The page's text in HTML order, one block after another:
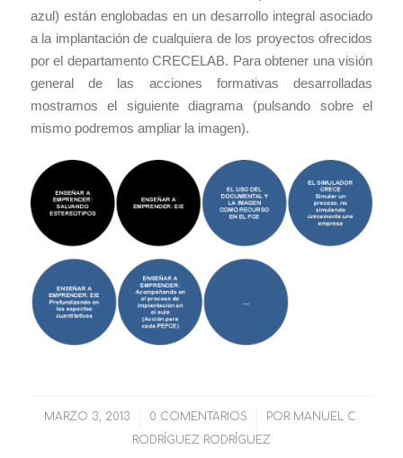
azul) están englobadas en un desarrollo integral asociado
a la implantación de cualquiera de los proyectos ofrecidos
por el departamento CRECELAB. Para obtener una visión
general de las acciones formativas desarrolladas
mostramos el siguiente diagrama (pulsando sobre el
mismo podremos ampliar la imagen).
MARZO 3, 2013
/ 0 COMENTARIOS
/ POR MANUEL C.
RODRÍGUEZ RODRÍGUEZ